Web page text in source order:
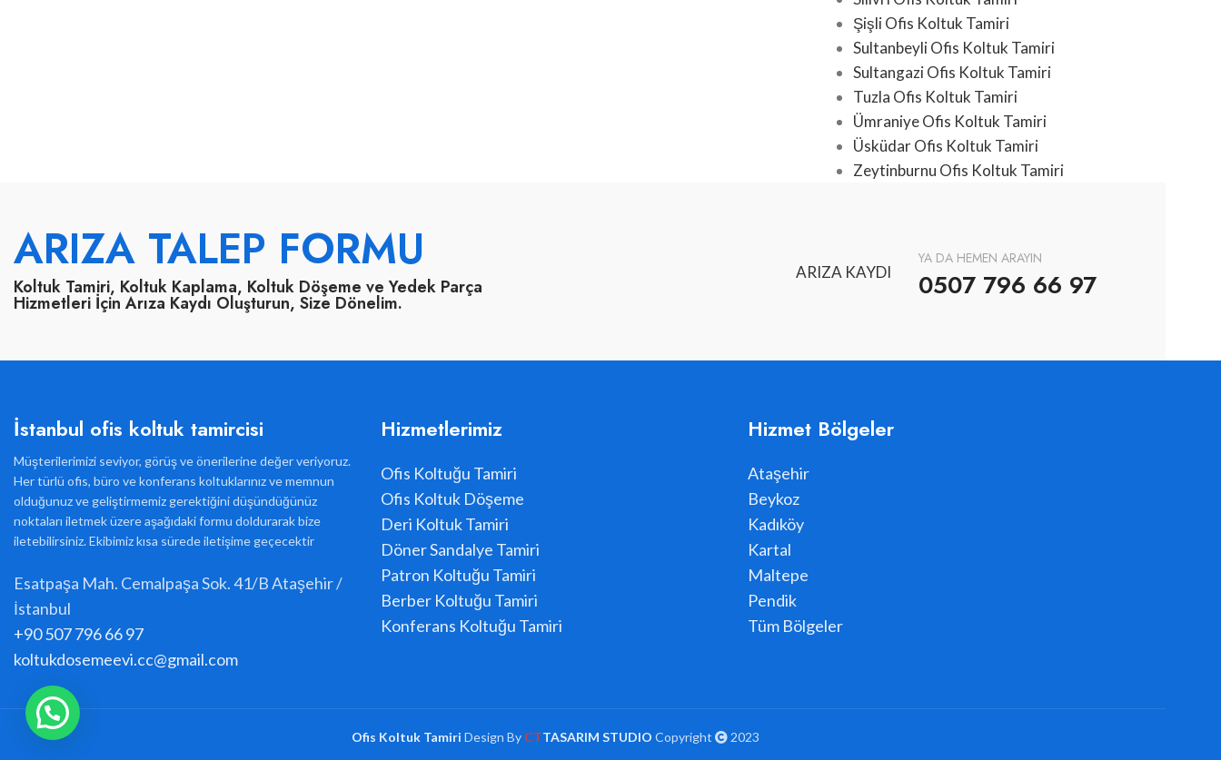
Şişli Ofis Koltuk Tamiri
Sultanbeyli Ofis Koltuk Tamiri
Sultangazi Ofis Koltuk Tamiri
Tuzla Ofis Koltuk Tamiri
Ümraniye Ofis Koltuk Tamiri
Üsküdar Ofis Koltuk Tamiri
Zeytinburnu Ofis Koltuk Tamiri
ARIZA TALEP FORMU
Koltuk Tamiri, Koltuk Kaplama, Koltuk Döşeme ve Yedek Parça
Hizmetleri İçin Arıza Kaydı Oluşturun, Size Dönelim.
ARIZA KAYDI
YA DA HEMEN ARAYIN
0507 796 66 97
İstanbul ofis koltuk tamircisi
Müşterilerimizi seviyor, görüş ve önerilerine değer veriyoruz.
Her türlü ofis, büro ve konferans koltuklarınız ve memnun
olduğunuz ve geliştirmemiz gerektiğini düşündüğünüz
noktaları iletmek üzere aşağıdaki formu doldurarak bize
iletebilirsiniz. Ekibimiz kısa sürede iletişime geçecektir
Esatpaşa Mah. Cemalpaşa Sok. 41/B Ataşehir /
İstanbul
+90 507 796 66 97
koltukdosemeevi.cc@gmail.com
Hizmetlerimiz
Ofis Koltuğu Tamiri
Ofis Koltuk Döşeme
Deri Koltuk Tamiri
Döner Sandalye Tamiri
Patron Koltuğu Tamiri
Berber Koltuğu Tamiri
Konferans Koltuğu Tamiri
Hizmet Bölgeler
Ataşehir
Beykoz
Kadıköy
Kartal
Maltepe
Pendik
Tüm Bölgeler
Ofis Koltuk Tamiri Design By CTTASARIM STUDIO Copyright 2023